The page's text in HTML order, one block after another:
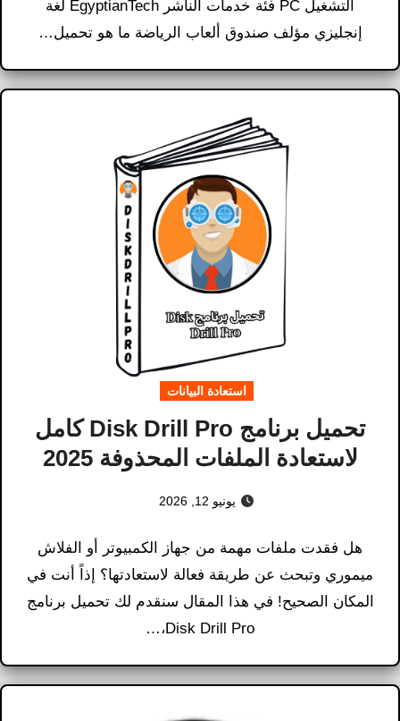
التشغيل PC فئة خدمات الناشر EgyptianTech لغة
إنجليزي مؤلف صندوق ألعاب الرياضة ما هو تحميل…
استعادة البيانات
تحميل برنامج Disk Drill Pro كامل
لاستعادة الملفات المحذوفة 2025
يونيو 12, 2026
هل فقدت ملفات مهمة من جهاز الكمبيوتر أو الفلاش
ميموري وتبحث عن طريقة فعالة لاستعادتها؟ إذاً أنت في
المكان الصحيح! في هذا المقال سنقدم لك تحميل برنامج
Disk Drill Pro،…